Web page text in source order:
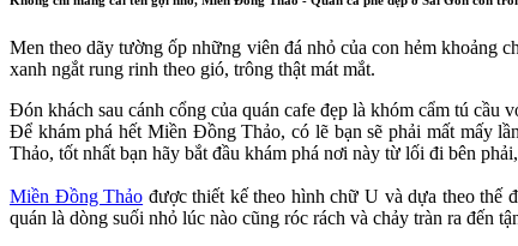
Men theo dãy tường ốp những viên đá nhỏ của con hẻm khoảng
xanh ngắt rung rinh theo gió, trông thật mát mắt.
Đón khách sau cánh cổng của quán cafe đẹp là khóm cẩm tú
Để khám phá hết Miền Đồng Thảo, có lẽ bạn sẽ phải mất mấy
Thảo, tốt nhất bạn hãy bắt đầu khám phá nơi này từ lối đi bên
Miền Đồng Thảo được thiết kế theo hình chữ U và dựa theo thế
quán là dòng suối nhỏ lúc nào cũng róc rách và chảy tràn ra đến